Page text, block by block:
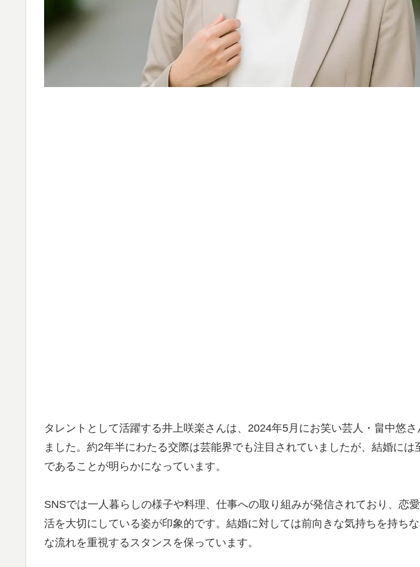
タレントとして活躍する井上咲楽さんは、2024年5月にお笑い芸人・畠中悠
ました。約2年半にわたる交際は芸能界でも注目されていましたが、結婚には
であることが明らかになっています。
SNSでは一人暮らしの様子や料理、仕事への取り組みが発信されており、恋
活を大切にしている姿が印象的です。結婚に対しては前向きな気持ちを持ち
な流れを重視するスタンスを保っています。